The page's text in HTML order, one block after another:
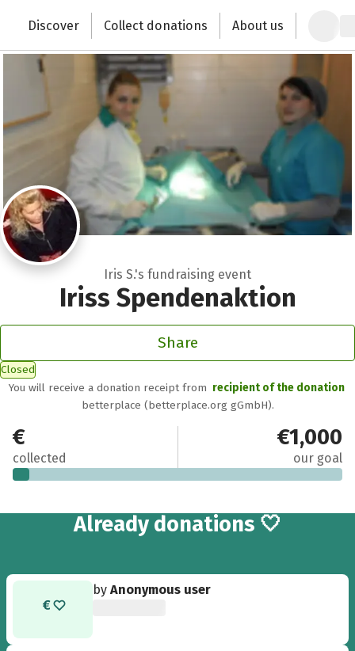
Change the world with your donation
Discover Collect donations About us
Iris S.'s fundraising event
Iriss Spendenaktion
Share
Closed
You will receive a donation receipt from recipient of the donation
betterplace (betterplace.org gGmbH).
€50
collected
€1,000
our goal
Already 4
donations 🤍
byAnonymous user